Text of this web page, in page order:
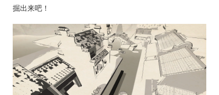
掘出来吧！